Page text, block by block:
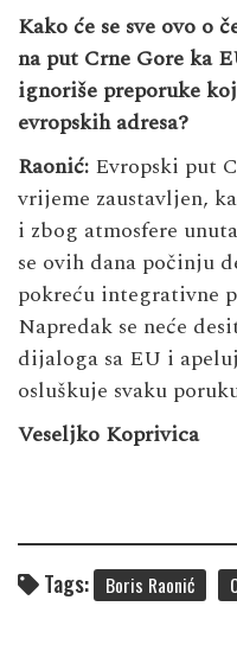
Kako će se sve ovo o
na put Crne Gore ka
ignoriše preporuke
evropskih adresa?
Raonić: Evropski put
vrijeme zaustavljen,
i zbog atmosfere
se ovih dana počinju
pokreću integrativne
Napredak se neće
dijaloga sa EU i
osluškuje svaku
Veseljko Koprivica
Tags: Boris Raonić